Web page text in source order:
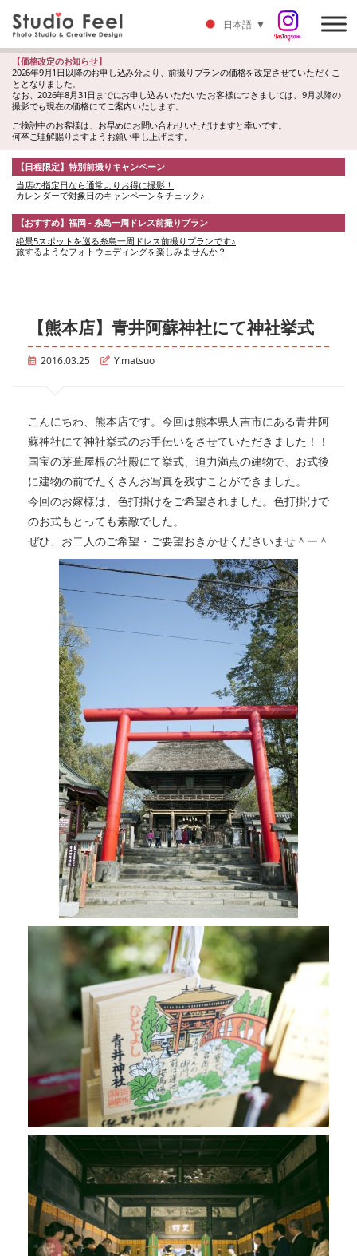
【価格改定のお知らせ】
2026年9月1日以降のお申し込み分より、前撮りプランの価格を改定させていただくこ
ととなりました。
なお、2026年8月31日までにお申し込みいただいたお客様につきましては、9月以降の
撮影でも現在の価格にてご案内いたします。
ご検討中のお客様は、お早めにお問い合わせいただけますと幸いです。
何卒ご理解賜りますようお願い申し上げます。
【日程限定】特別前撮りキャンペーン
当店の指定日なら通常よりお得に撮影！
カレンダーで対象日のキャンペーンをチェック♪
【おすすめ】福岡 - 糸島一周ドレス前撮りプラン
絶景5スポットを巡る糸島一周ドレス前撮りプランです♪
旅するようなフォトウェディングを楽しみませんか？
【熊本店】青井阿蘇神社にて神社挙式
2016.03.25 Y.matsuo
こんにちわ、熊本店です。今回は熊本県人吉市にある青井阿
蘇神社にて神社挙式のお手伝いをさせていただきました！！
国宝の茅葺屋根の社殿にて挙式、迫力満点の建物で、お式後
に建物の前でたくさんお写真を残すことができました。
今回のお嫁様は、色打掛けをご希望されました。色打掛けで
のお式もとっても素敵でした。
ぜひ、お二人のご希望・ご要望おきかせくださいませ＾ー＾
日本語 ▼